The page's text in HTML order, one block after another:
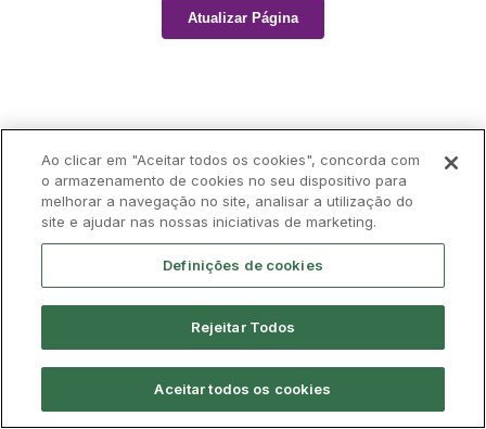
Atualizar Página
Ao clicar em "Aceitar todos os cookies", concorda com
o armazenamento de cookies no seu dispositivo para
melhorar a navegação no site, analisar a utilização do
site e ajudar nas nossas iniciativas de marketing.
Definições de cookies
Rejeitar Todos
Aceitar todos os cookies